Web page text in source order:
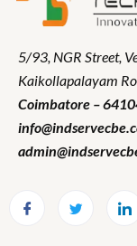
5/93, NGR Street,
Kaikollapalayam
Coimbatore –